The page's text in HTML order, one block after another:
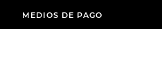
MEDIOS DE PAGO